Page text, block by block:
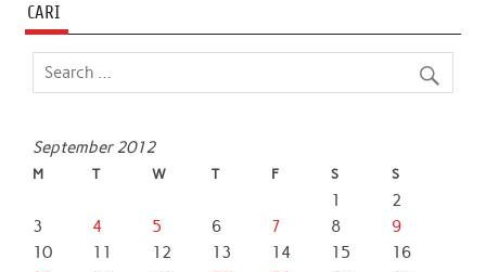
o
o
e
A
d
CARI
September 2012
M T W T F S S
1
2
3
4 5 6 7 8
9
10
11 12 13 14 15
16